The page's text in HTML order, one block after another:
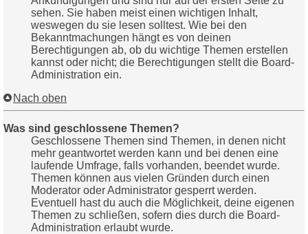
sehen. Sie haben meist einen wichtigen Inhalt,
weswegen du sie lesen solltest. Wie bei den
Bekanntmachungen hängt es von deinen
Berechtigungen ab, ob du wichtige Themen erstellen
kannst oder nicht; die Berechtigungen stellt die Board-
Administration ein.
Nach oben
Was sind geschlossene Themen?
Geschlossene Themen sind Themen, in denen nicht
mehr geantwortet werden kann und bei denen eine
laufende Umfrage, falls vorhanden, beendet wurde.
Themen können aus vielen Gründen durch einen
Moderator oder Administrator gesperrt werden.
Eventuell hast du auch die Möglichkeit, deine eigenen
Themen zu schließen, sofern dies durch die Board-
Administration erlaubt wurde.